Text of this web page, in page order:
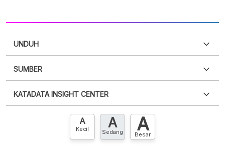
UNDUH
XLS
SUMBER
punya akun?Silakan Daftar sekarang
KATADATA INSIGHT CENTER
Hubungi sekarang »
A
Kecil A
Sedang A
Besar